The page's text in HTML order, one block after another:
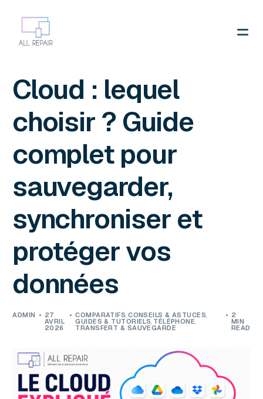
Cloud : lequel
choisir ? Guide
complet pour
sauvegarder,
synchroniser et
protéger vos
données
ADMIN 27
AVRIL
2026
COMPARATIFS,CONSEILS & ASTUCES
GUIDES & TUTORIELS, TÉLÉPHONE
TRANSFERT & SAUVEGARDE
2
MIN
READ